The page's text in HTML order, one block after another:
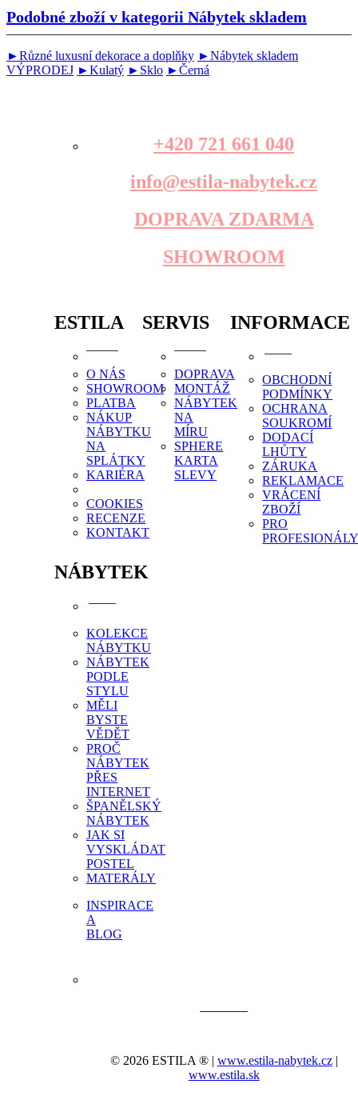
Podobné zboží v kategorii Nábytek skladem
►Různé luxusní dekorace a doplňky ►Nábytek skladem
VÝPRODEJ ►Kulatý ►Sklo ►Černá
+420 721 661 040
info@estila-nabytek.cz
DOPRAVA ZDARMA
SHOWROOM
ESTILA
O NÁS
SHOWROOM
PLATBA
NÁKUP
NÁBYTKU
NA
SPLÁTKY
KARIÉRA
COOKIES
RECENZE
KONTAKT
SERVIS
DOPRAVA
MONTÁŽ
NÁBYTEK
NA
MÍRU
SPHERE
KARTA
SLEVY
INFORMACE
OBCHODNÍ
PODMÍNKY
OCHRANA
SOUKROMÍ
DODACÍ
LHŮTY
ZÁRUKA
REKLAMACE
VRÁCENÍ
ZBOŽÍ
PRO
NÁBYTEK
KOLEKCE
NÁBYTKU
NÁBYTEK
PODLE
STYLU
MĚLI
BYSTE
VĚDĚT
PROČ
NÁBYTEK
PŘES
INTERNET
ŠPANĚLSKÝ
NÁBYTEK
JAK SI
VYSKLÁDAT
POSTEL
MATERÁLY
INSPIRACE
A
BLOG
© 2026 ESTILA ® | www.estila-nabytek.cz|
www.estila.sk